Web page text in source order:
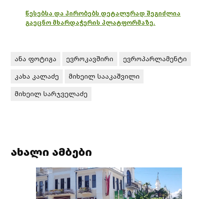
წესებსა და პირობებს დეტალურად შეგიძლია
გაეცნო მხარდაჭერის პლატფორმაზე.
ანა ფოტიგა ევროკავშირი
ევროპარლამენტი
კახა კალაძე
მიხეილ სააკაშვილი
მიხეილ სარჯველაძე
ახალი ამბები